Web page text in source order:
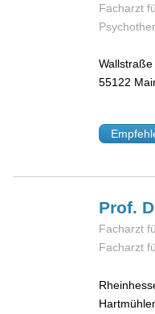
Facharzt
Wallstraße
55122
Prof.
Facharzt
Facharzt